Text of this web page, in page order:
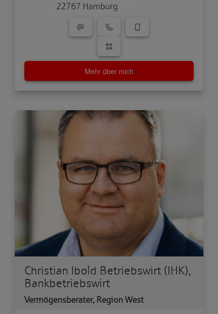
22767 Hamburg
Mehr über mich
Christian Ibold Betriebswirt (IHK),
Bankbetriebswirt
Vermögensberater, Region West